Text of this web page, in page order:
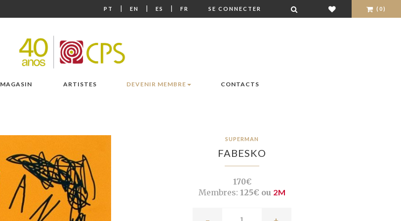
PT | EN | ES | FR SE CONNECTER (0)
MAGASIN ARTISTES DEVENIR MEMBRE CONTACTS
SUPERMAN
FABESKO
170€
Membres: 125€ ou 2M